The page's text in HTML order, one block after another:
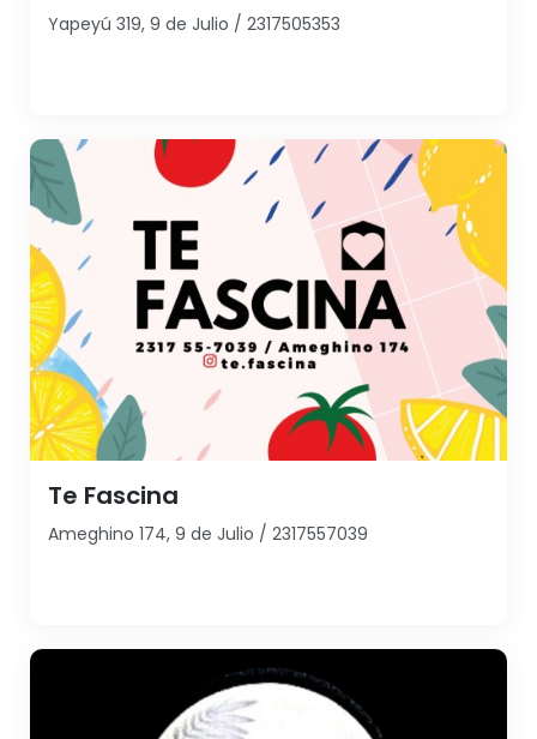
Yapeyú 319, 9 de Julio / 2317505353
Te Fascina
Ameghino 174, 9 de Julio / 2317557039